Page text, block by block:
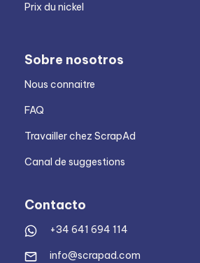
Prix du nickel
Sobre nosotros
Nous connaitre
FAQ
Travailler chez ScrapAd
Canal de suggestions
Contacto
+34 641 694 114
info@scrapad.com